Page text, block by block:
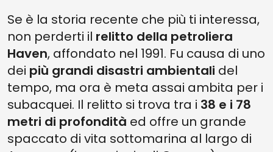
Se è la storia recente che più ti interessa,
non perderti il relitto della petroliera
Haven, affondato nel 1991. Fu causa di uno
dei più grandi disastri ambientali del
tempo, ma ora è meta assai ambita per i
subacquei. Il relitto si trova tra i 38 e i 78
metri di profondità ed offre un grande
spaccato di vita sottomarina al largo di